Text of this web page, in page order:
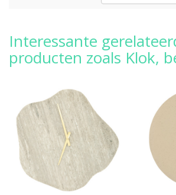
Interessante
producten zoals Klok,